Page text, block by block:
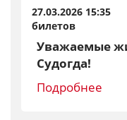
27.03.2026
билетов
Уважаемые
Судогда!
Подробнее